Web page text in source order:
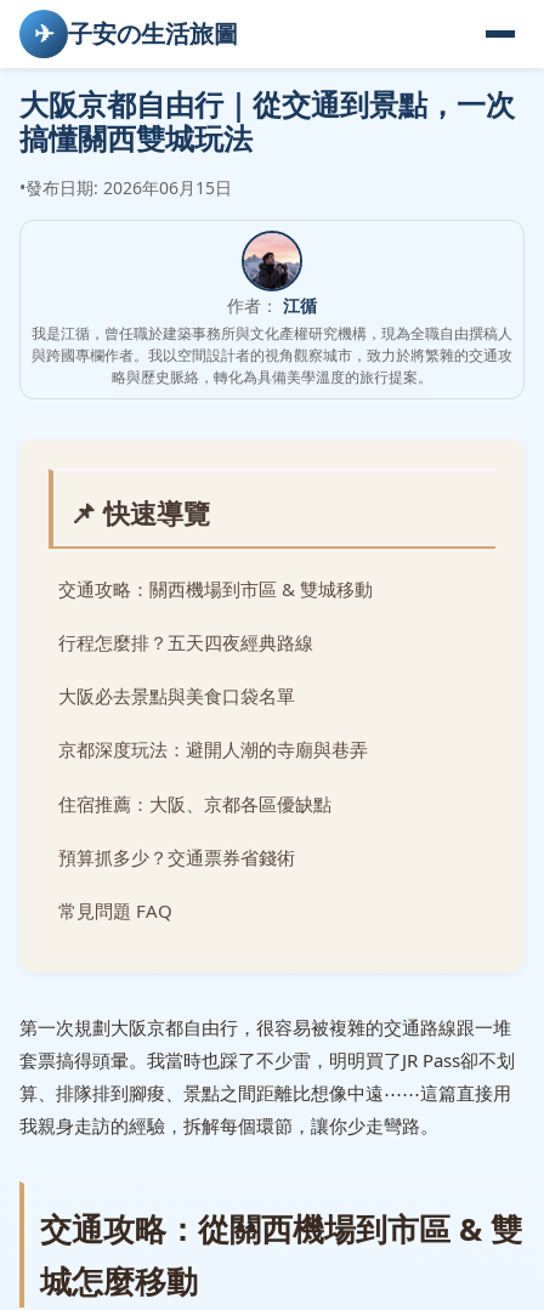
✈ 子安の生活旅圖
大阪京都自由行｜從交通到景點，一次
搞懂關西雙城玩法
•發布日期: 2026年06月15日
作者： 江循
我是江循，曾任職於建築事務所與文化產權研究機構，現為全職自由撰稿人
與跨國專欄作者。我以空間設計者的視角觀察城市，致力於將繁雜的交通攻
略與歷史脈絡，轉化為具備美學溫度的旅行提案。
📌 快速導覽
交通攻略：關西機場到市區 & 雙城移動
行程怎麼排？五天四夜經典路線
大阪必去景點與美食口袋名單
京都深度玩法：避開人潮的寺廟與巷弄
住宿推薦：大阪、京都各區優缺點
預算抓多少？交通票券省錢術
常見問題 FAQ
第一次規劃大阪京都自由行，很容易被複雜的交通路線跟一堆
套票搞得頭暈。我當時也踩了不少雷，明明買了JR Pass卻不划
算、排隊排到腳痠、景點之間距離比想像中遠⋯⋯這篇直接用
我親身走訪的經驗，拆解每個環節，讓你少走彎路。
交通攻略：從關西機場到市區 & 雙
城怎麼移動